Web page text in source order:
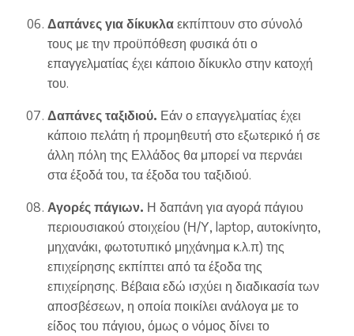
Δαπάνες για δίκυκλα εκπίπτουν στο σύνολό
τους με την προϋπόθεση φυσικά ότι ο
επαγγελματίας έχει κάποιο δίκυκλο στην κατοχή
του.
Δαπάνες ταξιδιού. Εάν ο επαγγελματίας έχει
κάποιο πελάτη ή προμηθευτή στο εξωτερικό ή σε
άλλη πόλη της Ελλάδος θα μπορεί να περνάει
στα έξοδά του, τα έξοδα του ταξιδιού.
Αγορές πάγιων. Η δαπάνη για αγορά πάγιου
περιουσιακού στοιχείου (Η/Υ, laptop, αυτοκίνητο,
μηχανάκι, φωτοτυπικό μηχάνημα κ.λ.π) της
επιχείρησης εκπίπτει από τα έξοδα της
επιχείρησης. Βέβαια εδώ ισχύει η διαδικασία των
αποσβέσεων, η οποία ποικίλει ανάλογα με το
είδος του πάγιου, όμως ο νόμος δίνει το